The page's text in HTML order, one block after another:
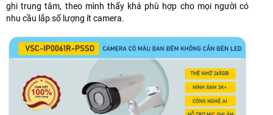
ghi trung tâm, theo mình thấy khá phù hợp cho mọi người có
nhu cầu lắp số lượng ít camera.